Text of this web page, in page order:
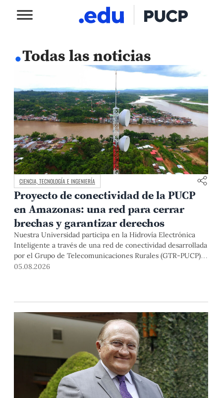
.Todas las noticias
CIENCIA, TECNOLOGÍA E INGENIERÍA
Proyecto de conectividad de la PUCP
en Amazonas: una red para cerrar
brechas y garantizar derechos
Nuestra Universidad participa en la Hidrovía Electrónica
Inteligente a través de una red de conectividad desarrollada
por el Grupo de Telecomunicaciones Rurales (GTR-PUCP)
desde el 2018. En esta nota repasamos cómo ha sido el
05.08.2026